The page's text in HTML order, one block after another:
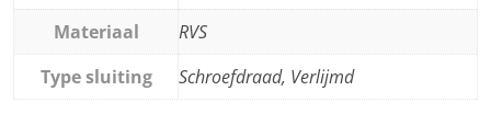
Materiaal
RVS
Type sluiting
Schroefdraad, Verlijmd